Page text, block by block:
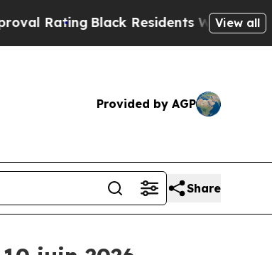
Black Residents Warned ofView all
Provided by AGP
Share